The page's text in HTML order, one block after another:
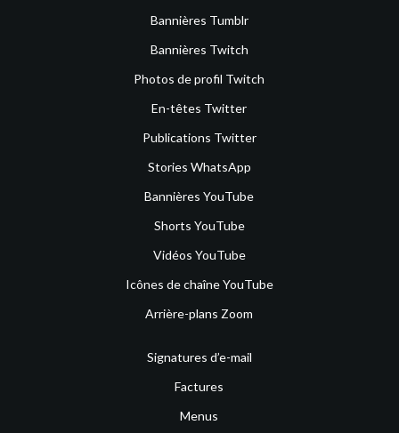
Bannières Tumblr
Bannières Twitch
Photos de profil Twitch
En-têtes Twitter
Publications Twitter
Stories WhatsApp
Bannières YouTube
Shorts YouTube
Vidéos YouTube
Icônes de chaîne YouTube
Arrière-plans Zoom
Signatures d’e-mail
Factures
Menus